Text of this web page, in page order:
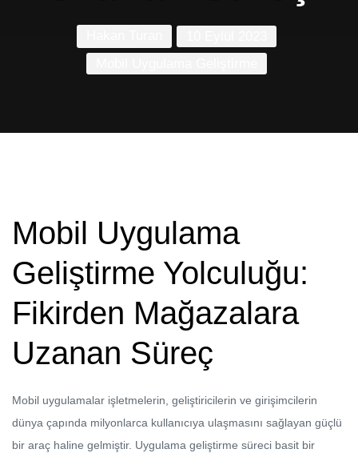
Mobil Uygulama
Geliştirme Yolculuğu:
Fikirden Mağazalara
Uzanan Süreç
Mobil uygulamalar işletmelerin, geliştiricilerin ve girişimcilerin
dünya çapında milyonlarca kullanıcıya ulaşmasını sağlayan güçlü
bir araç haline gelmiştir. Uygulama geliştirme süreci basit bir